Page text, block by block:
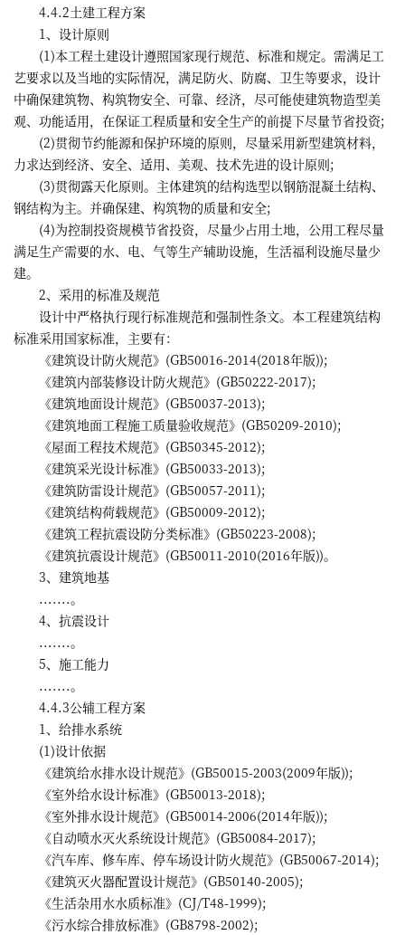
4.4.2土建工程方案
1、设计原则
(1)本工程土建设计遵照国家现行规范、标准和规定。需满足工
艺要求以及当地的实际情况，满足防火、防腐、卫生等要求，设计
中确保建筑物、构筑物安全、可靠、经济，尽可能使建筑物造型美
观、功能适用，在保证工程质量和安全生产的前提下尽量节省投资;
(2)贯彻节约能源和保护环境的原则，尽量采用新型建筑材料，
力求达到经济、安全、适用、美观、技术先进的设计原则;
(3)贯彻露天化原则。主体建筑的结构选型以钢筋混凝土结构、
钢结构为主。并确保建、构筑物的质量和安全;
(4)为控制投资规模节省投资，尽量少占用土地，公用工程尽量
满足生产需要的水、电、气等生产辅助设施，生活福利设施尽量少
建。
2、采用的标准及规范
设计中严格执行现行标准规范和强制性条文。本工程建筑结构
标准采用国家标准，主要有：
《建筑设计防火规范》(GB50016-2014(2018年版));
《建筑内部装修设计防火规范》(GB50222-2017);
《建筑地面设计规范》(GB50037-2013);
《建筑地面工程施工质量验收规范》(GB50209-2010);
《屋面工程技术规范》(GB50345-2012);
《建筑采光设计标准》(GB50033-2013);
《建筑防雷设计规范》(GB50057-2011);
《建筑结构荷载规范》(GB50009-2012);
《建筑工程抗震设防分类标准》(GB50223-2008);
《建筑抗震设计规范》(GB50011-2010(2016年版))。
3、建筑地基
.......。
4、抗震设计
.......。
5、施工能力
.......。
4.4.3公辅工程方案
1、给排水系统
(1)设计依据
《建筑给水排水设计规范》(GB50015-2003(2009年版));
《室外给水设计标准》(GB50013-2018);
《室外排水设计规范》(GB50014-2006(2014年版));
《自动喷水灭火系统设计规范》(GB50084-2017);
《汽车库、修车库、停车场设计防火规范》(GB50067-2014);
《建筑灭火器配置设计规范》(GB50140-2005);
《生活杂用水水质标准》(CJ/T48-1999);
《污水综合排放标准》(GB8798-2002);